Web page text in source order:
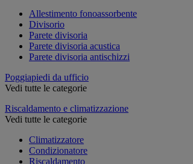
Allestimento fonoassorbente
Divisorio
Parete divisoria
Parete divisoria acustica
Parete divisoria antischizzi
Poggiapiedi da ufficio
Vedi tutte le categorie
Riscaldamento e climatizzazione
Vedi tutte le categorie
Climatizzatore
Condizionatore
Riscaldamento